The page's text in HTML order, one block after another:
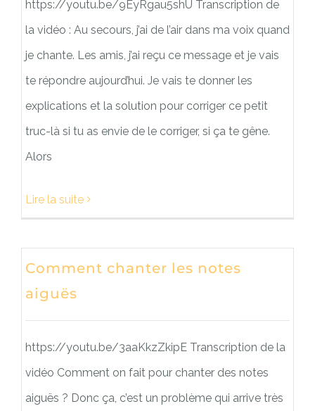
https://youtu.be/9EyRgau5shU Transcription de
la vidéo : Au secours, j’ai de l’air dans ma voix quand
je chante. Les amis, j’ai reçu ce message et je vais
te répondre aujourd’hui. Je vais te donner les
explications et la solution pour corriger ce petit
truc-là si tu as envie de le corriger, si ça te gêne.
Alors
Lire la suite
Comment chanter les notes
aiguës
https://youtu.be/3aaKkzZkipE Transcription de la
vidéo Comment on fait pour chanter des notes
aiguës ? Donc ça, c’est un problème qui arrive très